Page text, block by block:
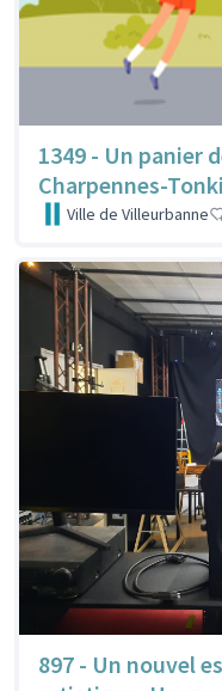
1349 - Un panier
Charpennes-
Ville de Villeurbanne
897 - Un nouvel